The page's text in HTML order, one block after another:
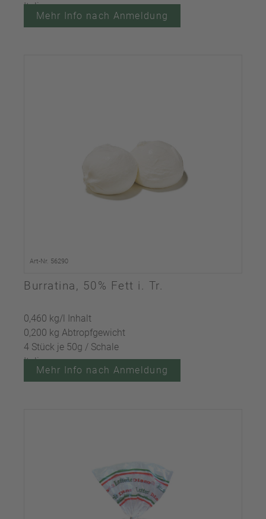
Italien
Mehr Info nach Anmeldung
Art-Nr. 56290
Burratina, 50% Fett i. Tr.
0,460 kg/l Inhalt
0,200 kg Abtropfgewicht
4 Stück je 50g / Schale
Italien
Mehr Info nach Anmeldung